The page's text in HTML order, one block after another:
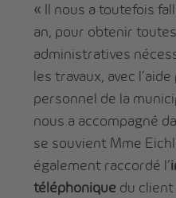
« Il nous a toutefois
an, pour obtenir
administratives
les travaux, avec
personnel de la
nous a accompagné
se souvient Mme
également raccordé l’
téléphonique du